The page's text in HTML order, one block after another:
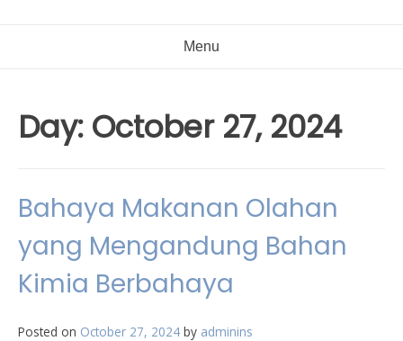
Menu
Day: October 27, 2024
Bahaya Makanan Olahan
yang Mengandung Bahan
Kimia Berbahaya
Posted on October 27, 2024 by adminins